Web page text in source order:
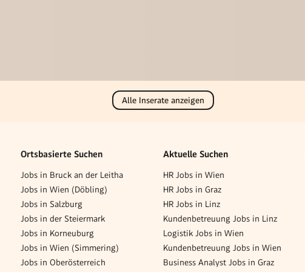
Alle Inserate anzeigen
Ortsbasierte Suchen
Jobs in Bruck an der Leitha
Jobs in Wien (Döbling)
Jobs in Salzburg
Jobs in der Steiermark
Jobs in Korneuburg
Jobs in Wien (Simmering)
Jobs in Oberösterreich
Aktuelle Suchen
HR Jobs in Wien
HR Jobs in Graz
HR Jobs in Linz
Kundenbetreuung Jobs in Linz
Logistik Jobs in Wien
Kundenbetreuung Jobs in Wien
Business Analyst Jobs in Graz